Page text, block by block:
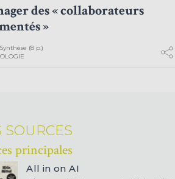
des « collaborateurs
»
(8 p.)
SOURCES
principales
All in on AI